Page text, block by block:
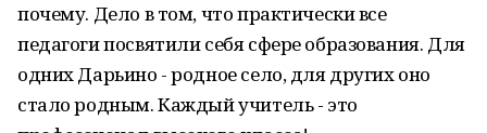
почему. Дело в том, что практически все
педагоги посвятили себя сфере образования. Для
одних Дарьино - родное село, для других оно
стало родным. Каждый учитель - это